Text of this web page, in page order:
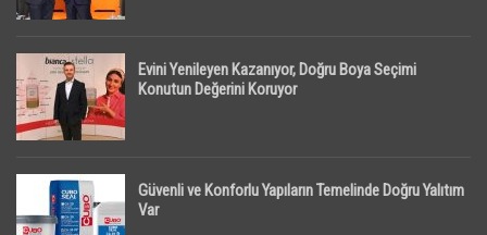
Evini Yenileyen Kazanıyor, Doğru Boya Seçimi
Konutun Değerini Koruyor
Güvenli ve Konforlu Yapıların Temelinde Doğru Yalıtım
Var